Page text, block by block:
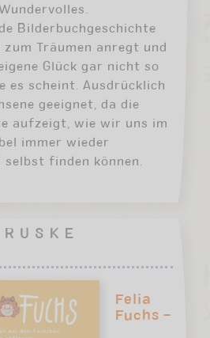
Bilderbuchgeschichte
zum Träumen anregt und
Glück gar nicht so
es scheint. Ausdrücklich
geeignet, da die
aufzeigt, wie wir uns im
immer wieder
finden können.
Felia
Fuchs –